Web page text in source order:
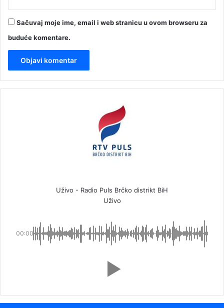
Sačuvaj moje ime, email i web stranicu u ovom browseru za
buduće komentare.
Uživo - Radio Puls Brčko distrikt BiH
Uživo
00:00